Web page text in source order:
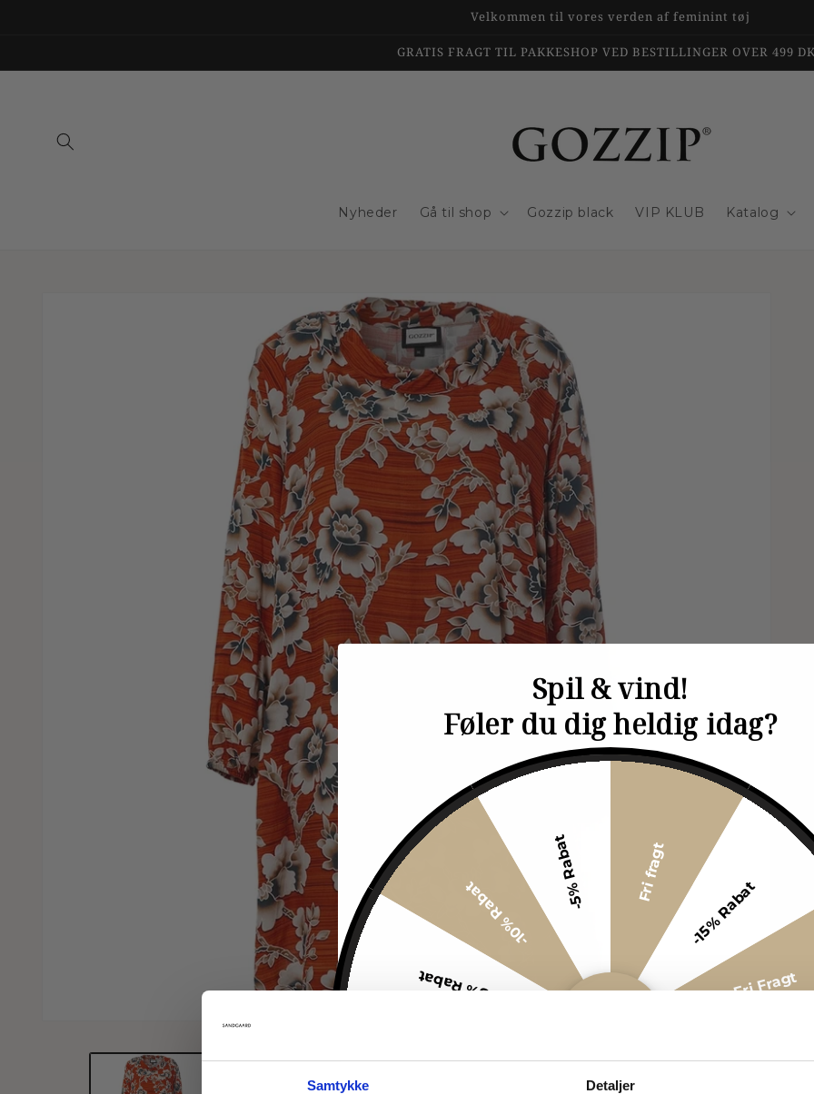
Samtykke Detaljer
Velkommen til vores verden af feminint tøj
GRATIS FRAGT TIL PAKKESHOP VED BESTILLINGER OVER 499
Nyheder Gå til shop Gozzip black VIP KLUB Katalog
Spil & vind!
Føler du dig heldig idag?
Fri fragt
-15% Rabat
Fri Fragt
-5% Rabat
Fri Fragt
-5% Rabat
-10% Rabat
-5% Rabat